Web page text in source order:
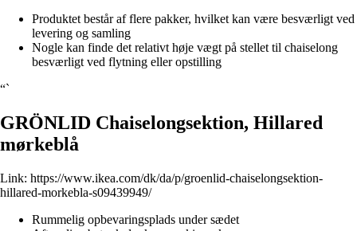
Produktet består af flere pakker, hvilket kan være besværligt ved
levering og samling
Nogle kan finde det relativt høje vægt på stellet til chaiselong
besværligt ved flytning eller opstilling
“`
GRÖNLID Chaiselongsektion, Hillared
mørkeblå
Link: https://www.ikea.com/dk/da/p/groenlid-chaiselongsektion-
hillared-morkebla-s09439949/
Rummelig opbevaringsplads under sædet